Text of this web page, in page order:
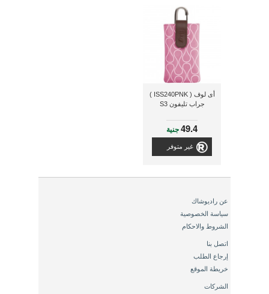
أى لوف ( ISS240PNK )
جراب تليفون S3
49.4جنية
غير متوفر
عن راديوشاك
سياسة الخصوصية
الشروط والاحكام
اتصل بنا
إرجاع الطلب
خريطة الموقع
الشركات